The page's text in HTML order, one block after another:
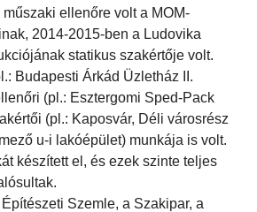
ellenőre volt a MOM-
2014-2015-ben a Ludovika
statikus szakértője volt.
Budapesti Árkád Üzletház II.
(pl.: Esztergomi Sped-Pack
(pl.: Kaposvár, Déli városrész
u-i lakóépület) munkája is volt.
készített el, és ezek szinte teljes
Szemle, a Szakipar, a